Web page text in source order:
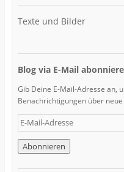
Texte und Bilder
Blog via E-Mail
Gib Deine E-Mail-Adresse an,
Benachrichtigungen über
E
-
M
a
i